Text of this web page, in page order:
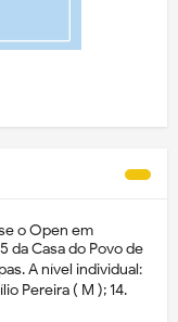
o Open em
da Casa do Povo de
A nível individual:
Pereira ( M ); 14.